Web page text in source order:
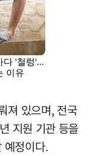
져 있으며, 전국
지원 기관 등을
예정이다.